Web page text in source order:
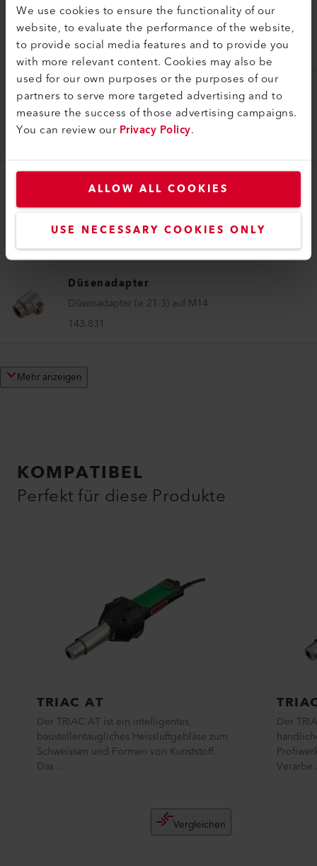
We use cookies to ensure the functionality of our
website, to evaluate the performance of the website,
to provide social media features and to provide you
with more relevant content. Cookies may also be
used for our own purposes or the purposes of our
partners to serve more targeted advertising and to
measure the success of those advertising campaigns.
You can review ourPrivacy Policy.
ALLOW ALL COOKIES
USE NECESSARY COOKIES ONLY
Düsenadapter
Düsenadapter (ø 62.0) auf ø 60 mm
127.062
Düsenadapter
Düsenadapter (M14) auf ø 21.3 mm
Düsenadapter
Düsenadapter (ø 31.5) auf M14
143.833
Düsenadapter
Düsenadapter (ø 21.3) auf M14
143.831
Mehr anzeigen
KOMPATIBEL
Perfekt für diese Produkte
TRIAC AT
Der TRIAC AT ist ein intelligentes,
baustellentaugliches Heissluftgebläse zum
Schweissen und Formen von Kunststoff.
Das ...
Vergleichen
Der